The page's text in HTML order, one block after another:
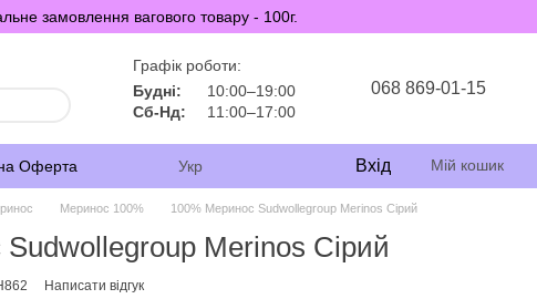
замовлення вагового товару - 100г.
Графік роботи:
Будні:
10:00–19:00
Сб-Нд:
11:00–17:00
068 869-01-15
Оферта Укр Вхід Мій кошик
Меринос 100% 100% Меринос Sudwollegroup Merinos Сірий
Merinos Сірий
Написати відгук